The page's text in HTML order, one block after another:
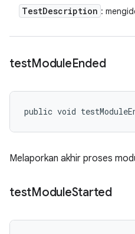
TestDescription :
testModuleEnded
public void
Melaporkan akhir proses
testModuleStarted